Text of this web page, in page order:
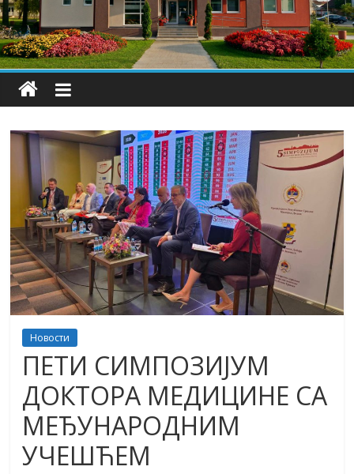
Новости
ПЕТИ СИМПОЗИЈУМ
ДОКТОРА МЕДИЦИНЕ СА
МЕЂУНАРОДНИМ
УЧЕШЋЕМ